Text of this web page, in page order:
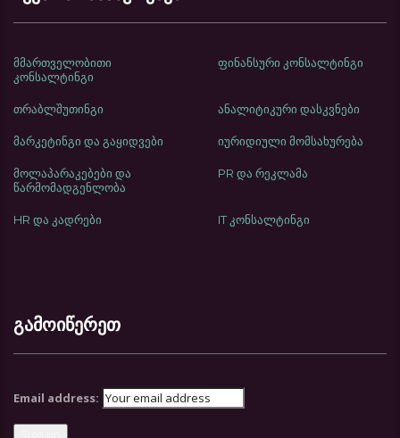
მმართველობითი
კონსალტინგი
ფინანსური კონსალტინგი
თრაბლშუთინგი ანალიტიკური დასკვნები
მარკეტინგი და გაყიდვები იურიდიული მომსახურება
მოლაპარაკებები და
წარმომადგენლობა
PR და რეკლამა
HR და კადრები IT კონსალტინგი
გამოიწერეთ
Email address: